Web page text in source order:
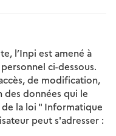
l’Inpi est amené à
ci-dessous.
de modification,
données qui le
la loi " Informatique
peut s'adresser :